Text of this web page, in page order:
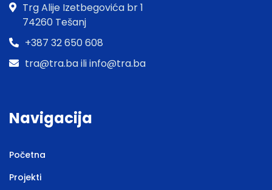
Trg Alije Izetbegovića br 1
74260 Tešanj
+387 32 650 608
tra@tra.ba ili info@tra.ba
Navigacija
Početna
Projekti